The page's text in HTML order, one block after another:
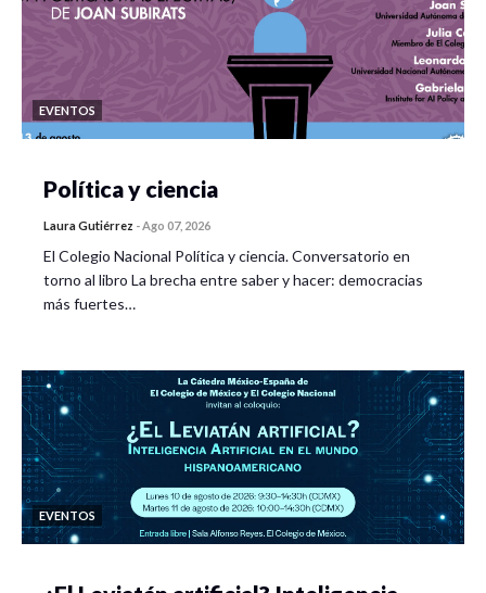
EVENTOS
Política y ciencia
Laura Gutiérrez - Ago 07, 2026
El Colegio Nacional Política y ciencia. Conversatorio en
torno al libro La brecha entre saber y hacer: democracias
más fuertes…
EVENTOS